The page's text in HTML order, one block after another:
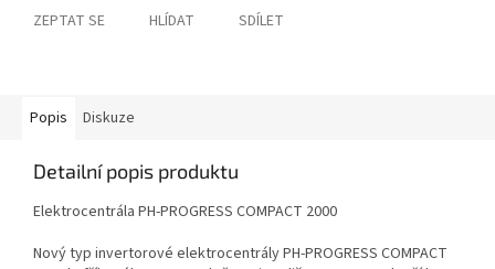
ZEPTAT SE HLÍDAT SDÍLET
Popis Diskuze
Detailní popis produktu
Elektrocentrála PH-PROGRESS COMPACT 2000
Nový typ invertorové elektrocentrály PH-PROGRESS COMPACT